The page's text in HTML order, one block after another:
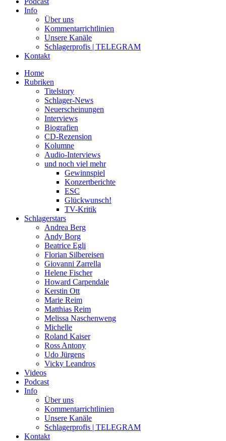
Info
Über uns
Kommentarrichtlinien
Unsere Kanäle
Schlagerprofis | TELEGRAM
Kontakt
Home
Rubriken
Titelstory
Schlager-News
Neuerscheinungen
Interviews
Biografien
CD-Rezension
Kolumne
Audio-Interviews
und noch viel mehr
Gewinnspiel
Konzertberichte
ESC
Glückwunsch!
TV-Kritik
Schlagerstars
Andrea Berg
Andy Borg
Beatrice Egli
Florian Silbereisen
Giovanni Zarrella
Helene Fischer
Howard Carpendale
Kerstin Ott
Marie Reim
Matthias Reim
Melissa Naschenweng
Michelle
Roland Kaiser
Ross Antony
Udo Jürgens
Vicky Leandros
Videos
Podcast
Info
Über uns
Kommentarrichtlinien
Unsere Kanäle
Schlagerprofis | TELEGRAM
Kontakt